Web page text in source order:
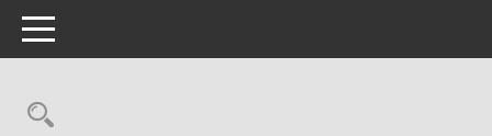
Toggle navigation
Rechercheauswahl